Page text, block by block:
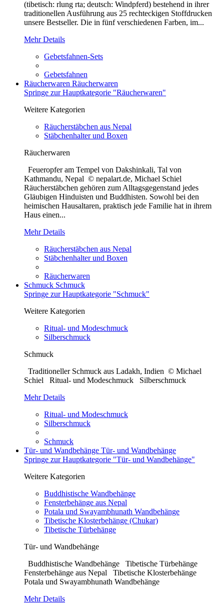
(tibetisch: rlung rta; deutsch: Windpferd) bestehend in ihrer
traditionellen Ausführung aus 25 rechteckigen Stoffdrucken
unsere Bestseller. Die in fünf verschiedenen Farben, im...
Mehr Details
Gebetsfahnen-Sets
Gebetsfahnen
Räucherwaren Räucherwaren
Springe zur Hauptkategorie "Räucherwaren"
Weitere Kategorien
Räucherstäbchen aus Nepal
Stäbchenhalter und Boxen
Räucherwaren
Feueropfer am Tempel von Dakshinkali, Tal von
Kathmandu, Nepal © nepalart.de, Michael Schiel
Räucherstäbchen gehören zum Alltagsgegenstand jedes
Gläubigen Hinduisten und Buddhisten. Sowohl bei den
heimischen Hausaltaren, praktisch jede Familie hat in ihrem
Haus einen...
Mehr Details
Räucherstäbchen aus Nepal
Stäbchenhalter und Boxen
Räucherwaren
Schmuck Schmuck
Springe zur Hauptkategorie "Schmuck"
Weitere Kategorien
Ritual- und Modeschmuck
Silberschmuck
Schmuck
Traditioneller Schmuck aus Ladakh, Indien © Michael
Schiel Ritual- und Modeschmuck Silberschmuck
Mehr Details
Ritual- und Modeschmuck
Silberschmuck
Schmuck
Tür- und Wandbehänge Tür- und Wandbehänge
Springe zur Hauptkategorie "Tür- und Wandbehänge"
Weitere Kategorien
Buddhistische Wandbehänge
Fensterbehänge aus Nepal
Potala und Swayambhunath Wandbehänge
Tibetische Klosterbehänge (Chukar)
Tibetische Türbehänge
Tür- und Wandbehänge
Buddhistische Wandbehänge Tibetische Türbehänge
Fensterbehänge aus Nepal Tibetische Klosterbehänge
Potala und Swayambhunath Wandbehänge
Mehr Details